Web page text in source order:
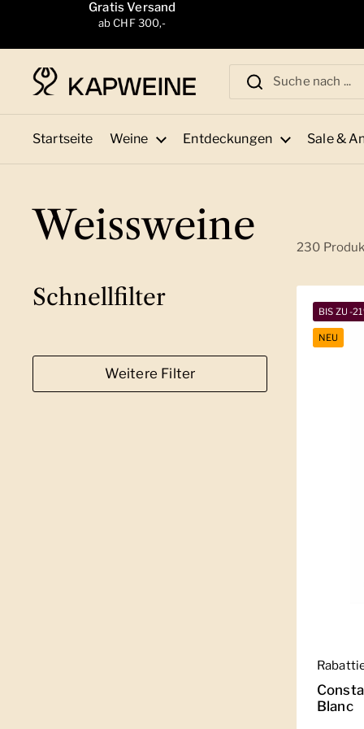
Zum Inhalt springenGratis Versand
ab CHF 300,-
Startseite Weine Entdeckungen Sale &
Weissweine
Schnellfilter
Weitere Filter
230
Blanc
BIS ZU -
NEU